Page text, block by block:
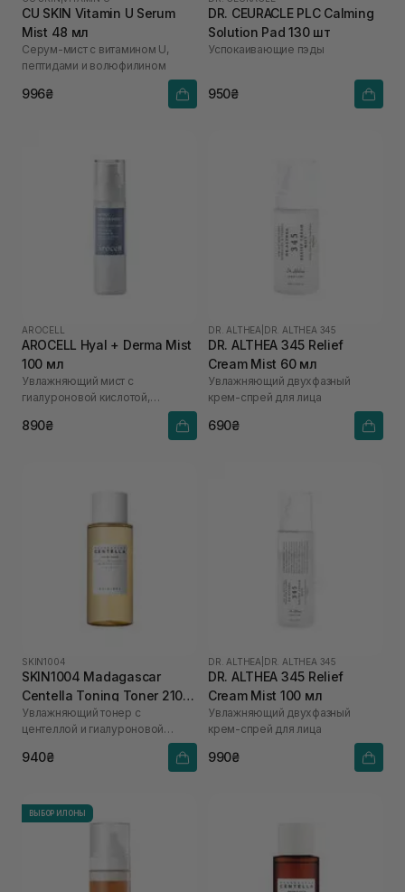
CU SKIN Vitamin U Serum
Mist 48 мл
Серум-мист с витамином U,
пептидами и волюфилином
996₴
DR. CEURACLE PLC Calming
Solution Pad 130 шт
Успокаивающие пэды
950₴
AROCELL
AROCELL Hyal + Derma Mist
100 мл
Увлажняющий мист с
гиалуроновой кислотой,
890₴
DR. ALTHEA DR. ALTHEA 345
DR. ALTHEA 345 Relief
Cream Mist 60 мл
Увлажняющий двухфазный
крем-спрей для лица
690₴
SKIN1004
SKIN1004 Madagascar
Centella Toning Toner 210
мл
Увлажняющий тонер с
центеллой и гиалуроновой
940₴
DR. ALTHEA DR. ALTHEA 345
DR. ALTHEA 345 Relief
Cream Mist 100 мл
Увлажняющий двухфазный
крем-спрей для лица
990₴
ВЫБОР ИЛОНЫ